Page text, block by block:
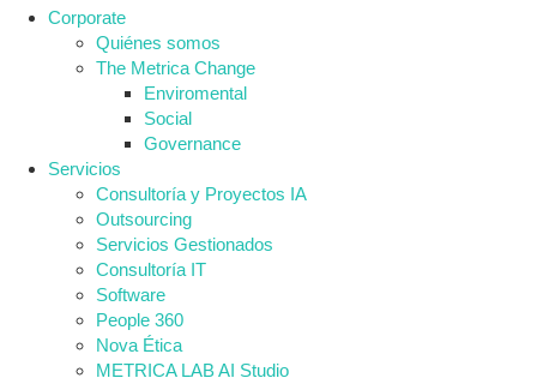
Corporate
Quiénes somos
The Metrica Change
Enviromental
Social
Governance
Servicios
Consultoría y Proyectos IA
Outsourcing
Servicios Gestionados
Consultoría IT
Software
People 360
Nova Ética
METRICA LAB AI Studio